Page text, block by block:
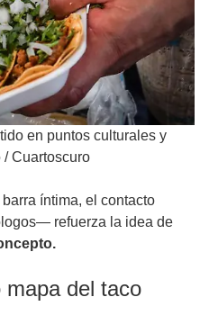
en puntos culturales y
/ Cuartoscuro
íntima, el contacto
refuerza la idea de
mapa del taco